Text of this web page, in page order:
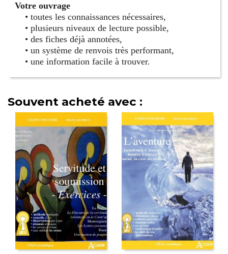
Votre ouvrage
• toutes les connaissances nécessaires,
• plusieurs niveaux de lecture possible,
• des fiches déjà annotées,
• un système de renvois très performant,
• une information facile à trouver.
Souvent acheté avec :